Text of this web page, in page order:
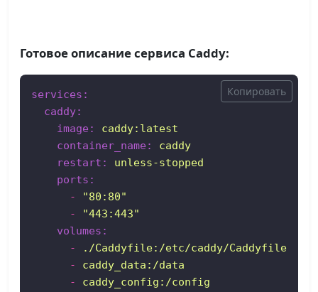
Готовое описание сервиса Caddy:
services:
caddy:
image:
caddy:latest
container_name:
caddy
restart:
unless-stopped
ports:
-
"80:80"
-
"443:443"
volumes:
-
./Caddyfile:/etc/caddy/Caddyfile
-
caddy_data:/data
-
caddy_config:/config
Копировать